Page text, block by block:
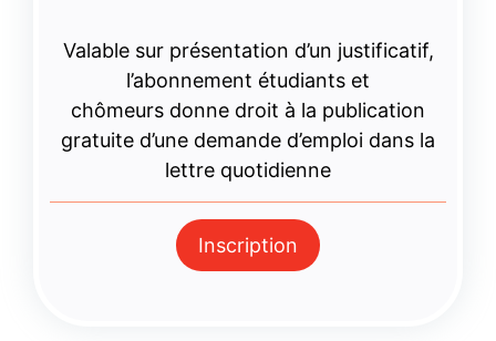
Valable sur présentation d’un justificatif,
l’abonnement étudiants et
chômeurs donne droit à la publication
gratuite d’une demande d’emploi dans la
lettre quotidienne
Inscription